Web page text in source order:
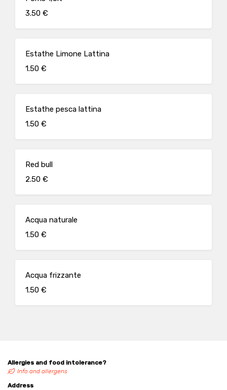
3.50 €
Estathe Limone Lattina
1.50 €
Estathe pesca lattina
1.50 €
Red bull
2.50 €
Acqua naturale
1.50 €
Acqua frizzante
1.50 €
Allergies and food intolerance?
Info and allergens
Address